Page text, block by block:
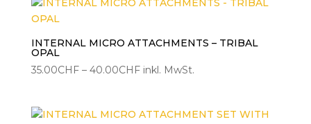
INTERNAL MICRO ATTACHMENTS – TRIBAL
OPAL
35.00CHF – 40.00CHFPreisspanne:
40.00CHF
inkl. MwSt.